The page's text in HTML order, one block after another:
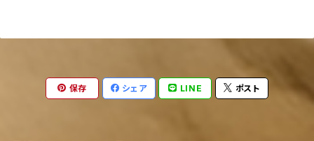
保存 シェア LINE ポスト